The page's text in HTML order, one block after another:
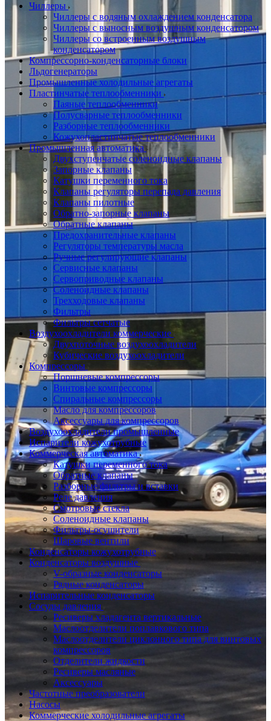
Чиллеры
Чиллеры с водяным охлаждением конденсатора
Чиллеры с выносным воздушным конденсатором
Чиллеры со встроенным воздушным
конденсатором
Компрессорно-конденсаторные блоки
Льдогенераторы
Промышленные холодильные агрегаты
Пластинчатые теплообменники
Паяные теплообменники
Полусварные теплообменники
Разборные теплообменники
Кожухопластинчатые теплообменники
Промышленная автоматика
Двухступенчатые соленоидные клапаны
Запорные клапаны
Катушки переменного тока
Клапаны регуляторы перепада давления
Клапаны пилотные
Обратно-запорные клапаны
Обратные клапаны
Предохранительные клапаны
Регуляторы температуры масла
Ручные регулирующие клапаны
Сервисные клапаны
Сервоприводные клапаны
Соленоидные клапаны
Трехходовые клапаны
Фильтры
Фильтры сетчатые
Воздухоохладители коммерческие
Двухпоточные воздухоохладители
Кубические воздухоохладители
Компрессоры
Поршневые компрессоры
Винтовые компрессоры
Спиральные компрессоры
Масло для компрессоров
Аксессуары для компрессоров
Воздухоохладители промышленные
Испарители кожухотрубные
Коммерческая автоматика
Катушки переменного тока
Обратные клапаны
Разборные фильтры и вставки
Реле давления
Смотровые стекла
Соленоидные клапаны
Фильтры-осушители
Шаровые вентили
Конденсаторы кожухотрубные
Конденсаторы воздушные
V-образные конденсаторы
Рядные конденсаторы
Испарительные конденсаторы
Сосуды давления
Ресиверы хладагента вертикальные
Маслоотделители поплавкового типа
Маслоотделители циклонного типа для винтовых
компрессоров
Отделители жидкости
Ресиверы масляные
Аксессуары
Частотные преобразователи
Насосы
Коммерческие холодильные агрегаты